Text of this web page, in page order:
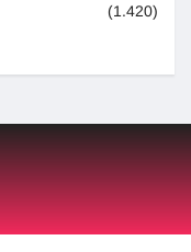
(1.420)